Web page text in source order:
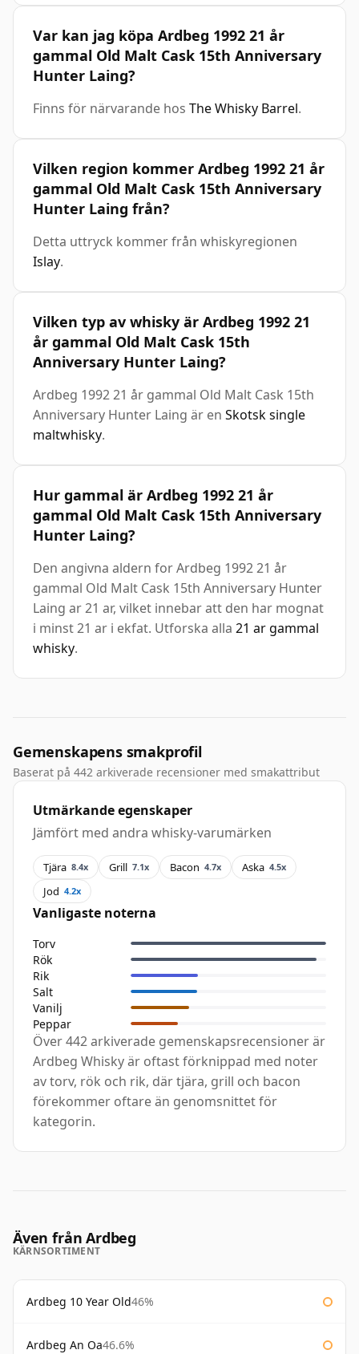
Var kan jag köpa Ardbeg 1992 21 år
gammal Old Malt Cask 15th Anniversary
Hunter Laing?
Finns för närvarande hos The Whisky Barrel.
Vilken region kommer Ardbeg 1992 21 år
gammal Old Malt Cask 15th Anniversary
Hunter Laing från?
Detta uttryck kommer från whiskyregionen
Islay.
Vilken typ av whisky är Ardbeg 1992 21
år gammal Old Malt Cask 15th
Anniversary Hunter Laing?
Ardbeg 1992 21 år gammal Old Malt Cask 15th
Anniversary Hunter Laing är en Skotsk single
maltwhisky.
Hur gammal är Ardbeg 1992 21 år
gammal Old Malt Cask 15th Anniversary
Hunter Laing?
Den angivna aldern for Ardbeg 1992 21 år
gammal Old Malt Cask 15th Anniversary Hunter
Laing ar 21 ar, vilket innebar att den har mognat
i minst 21 ar i ekfat. Utforska alla 21 ar gammal
whisky.
Gemenskapens smakprofil
Baserat på 442 arkiverade recensioner med smakattribut
Utmärkande egenskaper
Jämfört med andra whisky-varumärken
Tjära 8.4x Grill 7.1x Bacon 4.7x Aska 4.5x
Jod 4.2x
Vanligaste noterna
Torv
Rök
Rik
Salt
Vanilj
Peppar
Över 442 arkiverade gemenskapsrecensioner är
Ardbeg Whisky är oftast förknippad med noter
av torv, rök och rik, där tjära, grill och bacon
förekommer oftare än genomsnittet för
kategorin.
Även från Ardbeg
KÄRNSORTIMENT
Ardbeg 10 Year Old46%
Ardbeg An Oa46.6%